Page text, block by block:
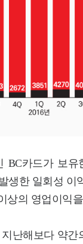
BC카드가 보유
생한 일회성 이
상의 영업이익
지난해보다 약간